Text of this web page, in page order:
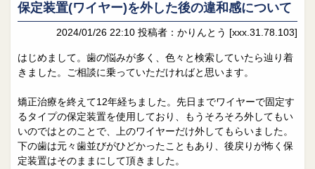
保定装置(ワイヤー)を外した後の違和感について
2024/01/26 22:10 投稿者：かりんとう [xxx.31.78.103]
はじめまして。歯の悩みが多く、色々と検索していたら辿り着
きました。ご相談に乗っていただければと思います。
矯正治療を終えて12年経ちました。先日までワイヤーで固定す
るタイプの保定装置を使用しており、もうそろそろ外してもい
いのではとのことで、上のワイヤーだけ外してもらいました。
下の歯は元々歯並びがひどかったこともあり、後戻りが怖く保
定装置はそのままにして頂きました。